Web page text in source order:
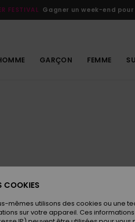
FESTIVAL Gagner un week-end
GARÇON FEMME
COOKIES
mêmes utilisons des cookies ou une
sur votre appareil. Ces